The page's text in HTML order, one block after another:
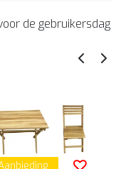
de gebruikersdag